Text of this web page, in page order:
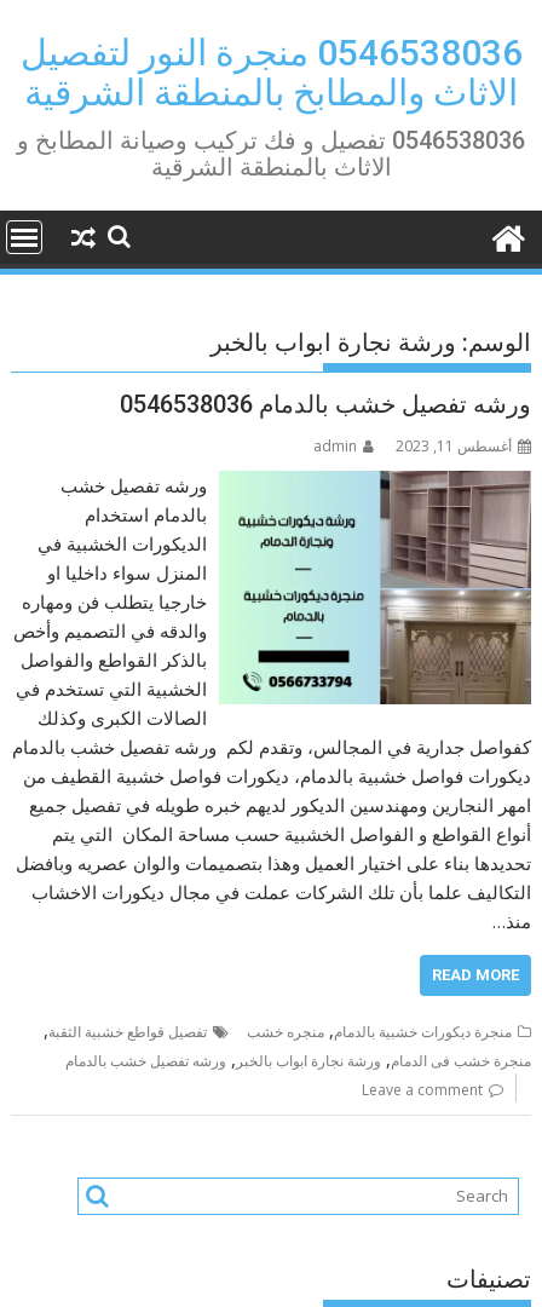
content
0546538036 منجرة النور لتفصيل
الاثاث والمطابخ بالمنطقة الشرقية
0546538036 تفصيل و فك تركيب وصيانة المطابخ و
الاثاث بالمنطقة الشرقية
الوسم: ورشة نجارة ابواب بالخبر
ورشه تفصيل خشب بالدمام 0546538036
أغسطس 11, 2023 admin
ورشه تفصيل خشب
بالدمام استخدام
الديكورات الخشبية في
المنزل سواء داخليا او
خارجيا يتطلب فن ومهاره
والدقه في التصميم وأخص
بالذكر القواطع والفواصل
الخشبية التي تستخدم في
الصالات الكبرى وكذلك
كفواصل جدارية في المجالس، وتقدم لكم ورشه تفصيل خشب بالدمام
ديكورات فواصل خشبية بالدمام، ديكورات فواصل خشبية القطيف من
امهر النجارين ومهندسين الديكور لديهم خبره طويله في تفصيل جميع
أنواع القواطع و الفواصل الخشبية حسب مساحة المكان التي يتم
تحديدها بناء على اختيار العميل وهذا بتصميمات والوان عصريه وبافضل
التكاليف علما بأن تلك الشركات عملت في مجال ديكورات الاخشاب
منذ…
READ MORE
منجرة ديكورات خشبية بالدمام,منجره خشب تفصيل قواطع خشبية الثقبة,
منجرة خشب فى الدمام, ورشة نجارة ابواب بالخبر , ورشه تفصيل خشب بالدمام
Leave a comment
تصنيفات